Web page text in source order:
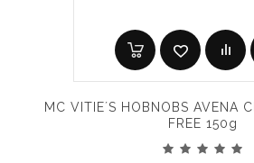
MC VITIE´S HOBNOBS AVENA
FREE 150g